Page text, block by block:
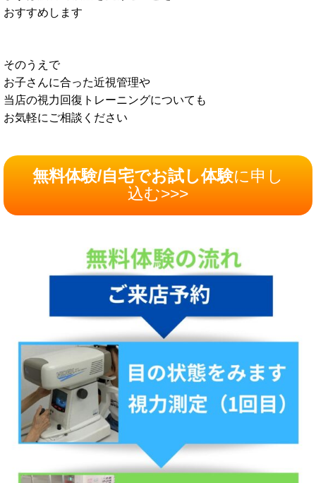
おすすめします
そのうえで
お子さんに合った近視管理や
当店の視力回復トレーニングについても
お気軽にご相談ください
無料体験/自宅でお試し体験に申し
込む>>>